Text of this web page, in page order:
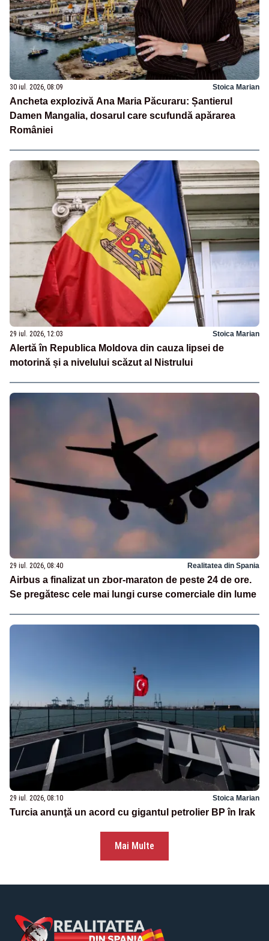
30 iul. 2026, 08:09 Stoica Marian
Ancheta explozivă Ana Maria Păcuraru: Șantierul
Damen Mangalia, dosarul care scufundă apărarea
României
29 iul. 2026, 12:03 Stoica Marian
Alertă în Republica Moldova din cauza lipsei de
motorină și a nivelului scăzut al Nistrului
29 iul. 2026, 08:40 Realitatea din Spania
Airbus a finalizat un zbor-maraton de peste 24 de ore.
Se pregătesc cele mai lungi curse comerciale din lume
29 iul. 2026, 08:10 Stoica Marian
Turcia anunţă un acord cu gigantul petrolier BP în Irak
Mai Multe